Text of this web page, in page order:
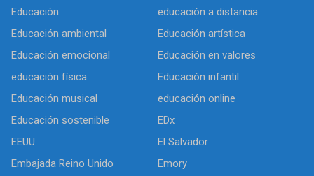
Educación
educación a distancia
Educación ambiental
Educación artística
Educación emocional
Educación en valores
educación física
Educación infantil
Educación musical
educación online
Educación sostenible
EDx
EEUU
El Salvador
Embajada Reino Unido
Emory